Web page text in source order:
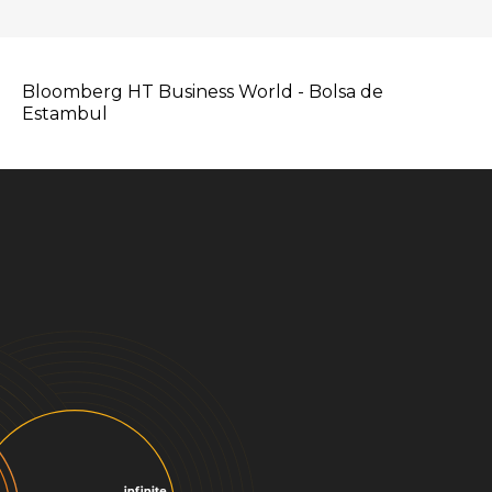
Bloomberg HT Business World - Bolsa de
Estambul